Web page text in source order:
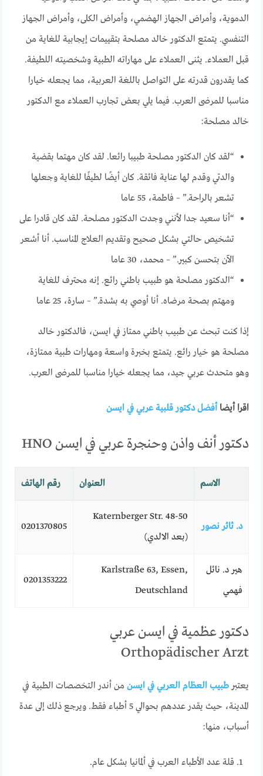
الدموية، وأمراض الجهاز الهضمي، وأمراض الكلى، وأمراض الجهاز
التنفسي. يتمتع الدكتور خالد مصلحة بتقييمات إيجابية للغاية من
قبل العملاء. يثنى العملاء على مهاراته الطبية وشخصيته اللطيفة.
كما يقدرون قدرته على التواصل باللغة العربية، مما يجعله خيارا
مناسبا للمرضى العرب. فيما يلي بعض تجارب العملاء مع الدكتور
خالد مصلحة:
“لقد كان الدكتور مصلحة طبيبا رائعا. لقد كان مهتما بقضية
والدتي وقدم لها عناية فائقة. كان أيضًا لطيفًا للغاية وجعلها
تشعر بالراحة.” – فاطمة، 55 عاما
“أنا سعيد جدا لأنني وجدت الدكتور مصلحة. لقد كان قادرا على
تشخيص حالتي بشكل صحيح وتقديم العلاج المناسب. أنا أشعر
الآن بتحسن كبير.” – محمد، 30 عاما
“الدكتور مصلحة هو طبيب باطني رائع. إنه محترف للغاية
ومهتم بصحة مرضاه. أنا أوصي به بشدة.” – سارة، 25 عاما
إذا كنت تبحث عن طبيب باطني ممتاز في ايسن، فالدكتور خالد
مصلحة هو خيار رائع. يتمتع بخبرة واسعة ومهارات طبية ممتازة،
وهو متحدث عربي جيد، مما يجعله خيارا مناسبا للمرضى العرب.
اقرا أيضاأفضل دكتور قلبية عربي في ايسن
دكتور أنف واذن وحنجرة عربي في ايسن HNO
الاسم العنوان رقم الهاتف
د. ثائر نصور
Katernberger Str. 48-50
(بعد الالدي)
0201370805
هير د. نائل
فهمي
Karlstraße 63, Essen,
Deutschland
0201353222
دكتور عظمية في ايسن عربي
Orthopädischer Arzt
يعتبرطبيب العظام العربي في ايسن من أندر التخصصات الطبية في
المدينة، حيث يقدر عددهم بحوالي 5 أطباء فقط. ويرجع ذلك إلى عدة
أسباب، منها:
قلة عدد الأطباء العرب في ألمانيا بشكل عام.